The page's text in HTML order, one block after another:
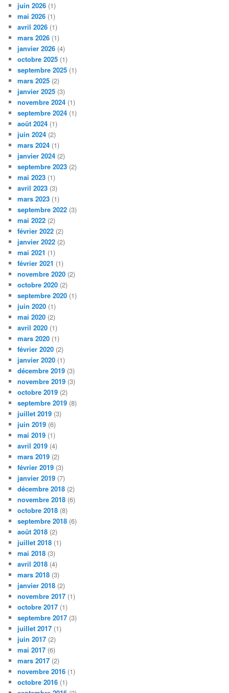
juin 2026 (1)
mai 2026 (1)
avril 2026 (1)
mars 2026 (1)
janvier 2026 (4)
octobre 2025 (1)
septembre 2025 (1)
mars 2025 (2)
janvier 2025 (3)
novembre 2024 (1)
septembre 2024 (1)
août 2024 (1)
juin 2024 (2)
mars 2024 (1)
janvier 2024 (2)
septembre 2023 (2)
mai 2023 (1)
avril 2023 (3)
mars 2023 (1)
septembre 2022 (3)
mai 2022 (2)
février 2022 (2)
janvier 2022 (2)
mai 2021 (1)
février 2021 (1)
novembre 2020 (2)
octobre 2020 (2)
septembre 2020 (1)
juin 2020 (1)
mai 2020 (2)
avril 2020 (1)
mars 2020 (1)
février 2020 (2)
janvier 2020 (1)
décembre 2019 (3)
novembre 2019 (3)
octobre 2019 (2)
septembre 2019 (8)
juillet 2019 (3)
juin 2019 (6)
mai 2019 (1)
avril 2019 (4)
mars 2019 (2)
février 2019 (3)
janvier 2019 (7)
décembre 2018 (2)
novembre 2018 (6)
octobre 2018 (8)
septembre 2018 (6)
août 2018 (2)
juillet 2018 (1)
mai 2018 (3)
avril 2018 (4)
mars 2018 (3)
janvier 2018 (2)
novembre 2017 (1)
octobre 2017 (1)
septembre 2017 (3)
juillet 2017 (1)
juin 2017 (2)
mai 2017 (6)
mars 2017 (2)
novembre 2016 (1)
octobre 2016 (1)